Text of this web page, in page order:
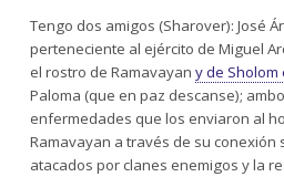
Tengo dos amigos (Sharover): José
perteneciente al ejército de Miguel
el rostro de Ramavayan y de
Paloma (que en paz descanse);
enfermedades que los enviaron al
Ramavayan a través de su conexión
atacados por clanes enemigos y la